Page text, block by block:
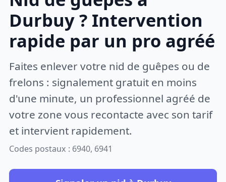
Durbuy ? Intervention
rapide par un pro agréé
Faites enlever votre nid de guêpes ou de
frelons : signalement gratuit en moins
d'une minute, un professionnel agréé de
votre zone vous recontacte avec son tarif
et intervient rapidement.
Codes postaux : 6940, 6941